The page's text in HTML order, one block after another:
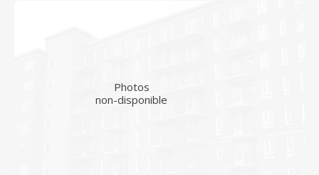
Photos
non-disponible